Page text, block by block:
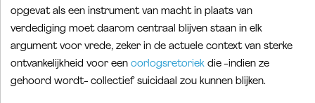
opgevat als een instrument van macht in plaats van
verdediging moet daarom centraal blijven staan ​​in elk
argument voor vrede, zeker in de actuele context van sterke
ontvankelijkheid voor een oorlogsretoriek die -indien ze
gehoord wordt- collectief suicidaal zou kunnen blijken.